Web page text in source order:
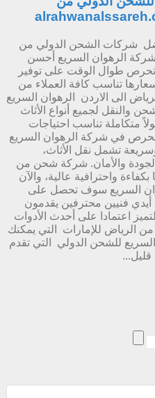
شركات الشحن الدولي من
شركة الرهوان السريع أحسن
طوال الوقت على توفير
تناسب كافة العملاء من
الى الاردن الرهوان السريع
والنقل لجميع أنواع الأثاث
متكاملة تناسب احتياجات
نحرص في شركة الرهوان السريع
تشمل نقل الأثاث،
الجودة والأمان. شركة شحن من
واحترافية عالية، والآن
السريع سوف تحصل على
فنيين محترفين يقدمون
اعتمادا على أحدث الأدوات
الرياض للإمارات التي يمكنك
للشحن الدولي التي تقدم